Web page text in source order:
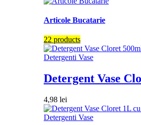
Articole Bucatarie
22 products
Detergenti Vase
Detergent Vase
4,98 lei
Detergenti Vase